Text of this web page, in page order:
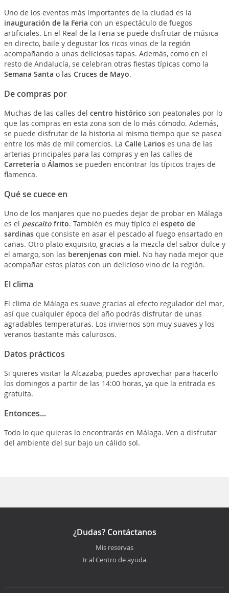
Uno de los eventos más importantes de la ciudad es la
inauguración de la Feria con un espectáculo de fuegos
artificiales. En el Real de la Feria se puede disfrutar de música
en directo, baile y degustar los ricos vinos de la región
acompañando a unas deliciosas tapas. Además, como en el
resto de Andalucía, se celebran otras fiestas típicas como la
Semana Santa o las Cruces de Mayo.
De compras por
Muchas de las calles del centro histórico son peatonales por lo
que las compras en esta zona son de lo más cómodo. Además,
se puede disfrutar de la historia al mismo tiempo que se pasea
entre los más de mil comercios. La Calle Larioses una de las
arterias principales para las compras y en las calles de
Carretería o Álamosse pueden encontrar los típicos trajes de
flamenca.
Qué se cuece en
Uno de los manjares que no puedes dejar de probar en Málaga
es el pescaito frito. También es muy típico el espeto de
sardinasque consiste en asar el pescado al fuego ensartado en
cañas. Otro plato exquisito, gracias a la mezcla del sabor dulce y
el amargo, son las berenjenas con miel. No hay nada mejor que
acompañar estos platos con un delicioso vino de la región.
El clima
El clima de Málaga es suave gracias al efecto regulador del mar,
así que cualquier época del año podrás disfrutar de unas
agradables temperaturas. Los inviernos son muy suaves y los
veranos bastante más calurosos.
Datos prácticos
Si quieres visitar la Alcazaba, puedes aprovechar para hacerlo
los domingos a partir de las 14:00 horas, ya que la entrada es
gratuita.
Entonces...
Todo lo que quieras lo encontrarás en Málaga. Ven a disfrutar
del ambiente del sur bajo un cálido sol.
¿Dudas? Contáctanos
Mis reservas
Ir al Centro de ayuda